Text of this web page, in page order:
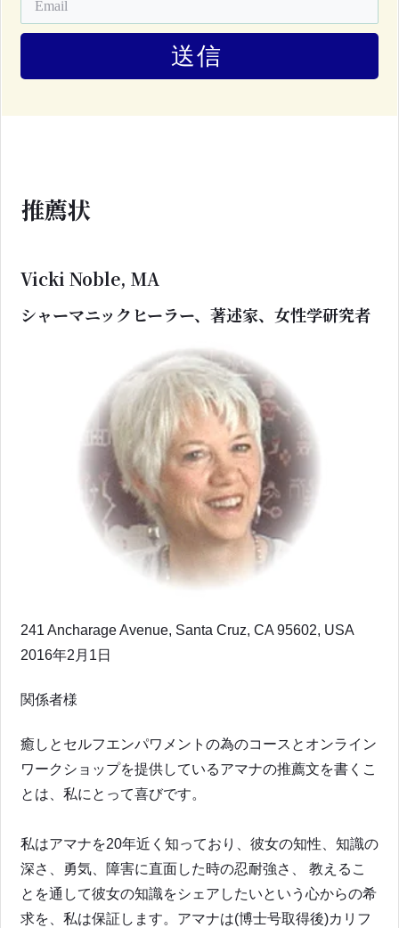
送信
推薦状
Vicki Noble, MA
シャーマニックヒーラー、著述家、女性学研究者
241 Ancharage Avenue, Santa Cruz, CA 95602, USA
2016年2月1日
関係者様
癒しとセルフエンパワメントの為のコースとオンライン
ワークショップを提供しているアマナの推薦文を書くこ
とは、私にとって喜びです。
私はアマナを20年近く知っており、彼女の知性、知識の
深さ、勇気、障害に直面した時の忍耐強さ、 教えるこ
とを通して彼女の知識をシェアしたいという心からの希
求を、私は保証します。アマナは(博士号取得後)カリフ